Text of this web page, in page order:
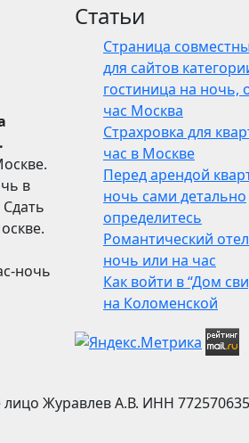
в
ночь
Статьи
Страница
для сайтов
гостиница на ночь,
час Москва
Страхровка для
час в Москве
Перед арендой
ночь сами детально
определитесь
Романтический
ночь или на час
Как войти в “Дом
на Коломенской
Журавлев А.В. ИНН